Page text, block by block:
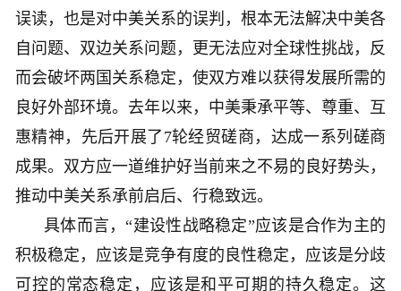
误读，也是对中美关系的误判，根本无法解决中美各
自问题、双边关系问题，更无法应对全球性挑战，反
而会破坏两国关系稳定，使双方难以获得发展所需的
良好外部环境。去年以来，中美秉承平等、尊重、互
惠精神，先后开展了7轮经贸磋商，达成一系列磋商
成果。双方应一道维护好当前来之不易的良好势头，
推动中美关系承前启后、行稳致远。
具体而言，“建设性战略稳定”应该是合作为主的
积极稳定，应该是竞争有度的良性稳定，应该是分歧
可控的常态稳定，应该是和平可期的持久稳定。这